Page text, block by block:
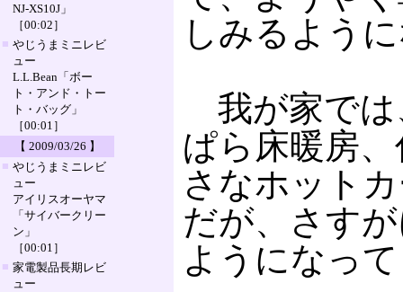
NJ-XS10J」
［00:02］
■ やじうまミニレビ
ュー
L.L.Bean「ボー
ト・アンド・トー
ト・バッグ」
［00:01］
【 2009/03/26 】
■ やじうまミニレビ
ュー
アイリスオーヤマ
「サイバークリー
ン」
［00:01］
■ 家電製品長期レビ
ュー
しみるよう
我が家では
ぱら床暖房
さなホット
だが、さす
ようになっ